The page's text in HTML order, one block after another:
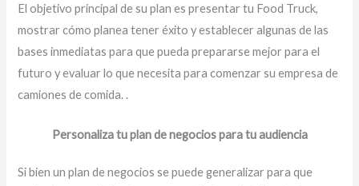
El objetivo principal de su plan es presentar tu Food Truck,
mostrar cómo planea tener éxito y establecer algunas de las
bases inmediatas para que pueda prepararse mejor para el
futuro y evaluar lo que necesita para comenzar su empresa de
camiones de comida. .
Personaliza tu plan de negocios para tu audiencia
Si bien un plan de negocios se puede generalizar para que